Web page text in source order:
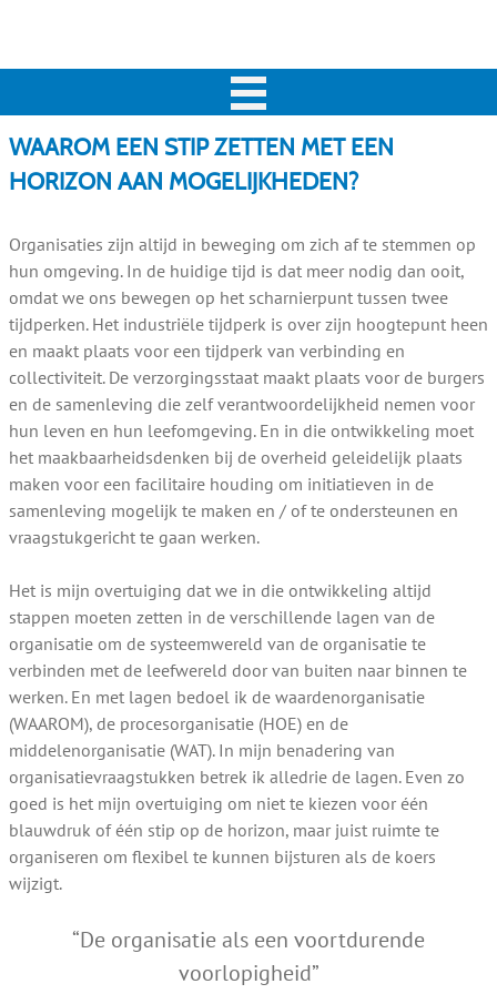
WAAROM EEN STIP ZETTEN MET EEN
HORIZON AAN MOGELIJKHEDEN?
Organisaties zijn altijd in beweging om zich af te stemmen op
hun omgeving. In de huidige tijd is dat meer nodig dan ooit,
omdat we ons bewegen op het scharnierpunt tussen twee
tijdperken. Het industriële tijdperk is over zijn hoogtepunt heen
en maakt plaats voor een tijdperk van verbinding en
collectiviteit. De verzorgingsstaat maakt plaats voor de burgers
en de samenleving die zelf verantwoordelijkheid nemen voor
hun leven en hun leefomgeving. En in die ontwikkeling moet
het maakbaarheidsdenken bij de overheid geleidelijk plaats
maken voor een facilitaire houding om initiatieven in de
samenleving mogelijk te maken en / of te ondersteunen en
vraagstukgericht te gaan werken.
Het is mijn overtuiging dat we in die ontwikkeling altijd
stappen moeten zetten in de verschillende lagen van de
organisatie om de systeemwereld van de organisatie te
verbinden met de leefwereld door van buiten naar binnen te
werken. En met lagen bedoel ik de waardenorganisatie
(WAAROM), de procesorganisatie (HOE) en de
middelenorganisatie (WAT). In mijn benadering van
organisatievraagstukken betrek ik alledrie de lagen. Even zo
goed is het mijn overtuiging om niet te kiezen voor één
blauwdruk of één stip op de horizon, maar juist ruimte te
organiseren om flexibel te kunnen bijsturen als de koers
wijzigt.
“De organisatie als een voortdurende
voorlopigheid”